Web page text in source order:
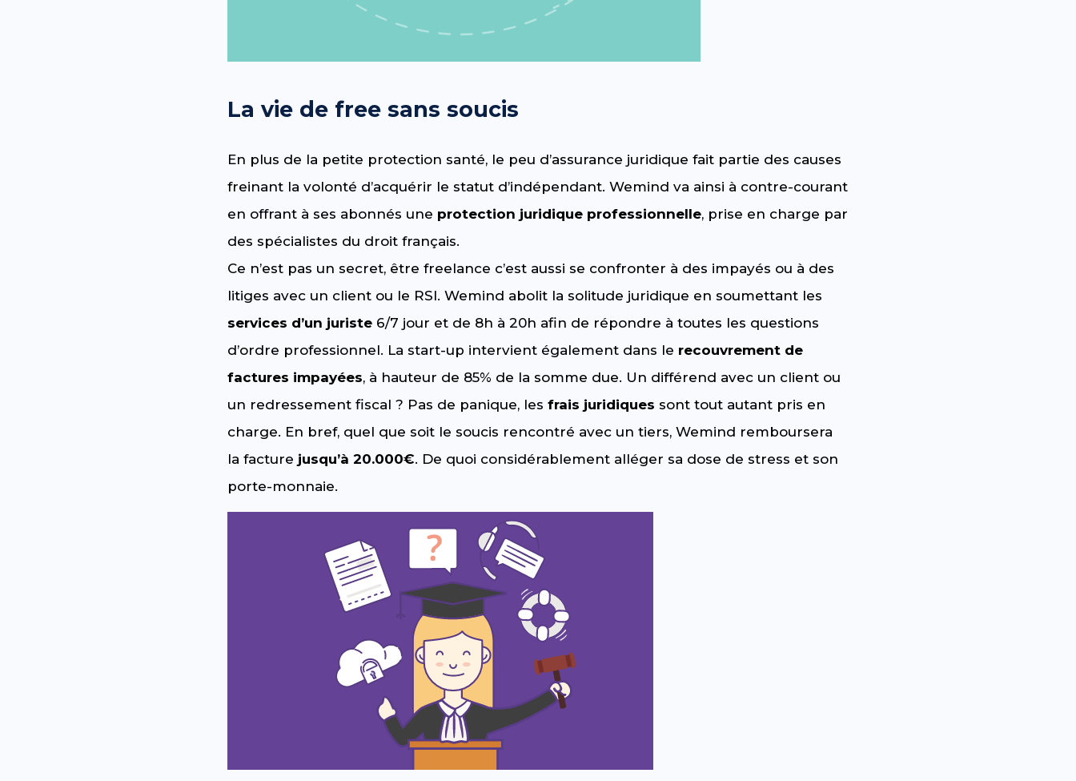
La vie de free sans soucis
En plus de la petite protection santé, le peu d’assurance juridique fait partie des causes
freinant la volonté d’acquérir le statut d’indépendant. Wemind va ainsi à contre-courant
en offrant à ses abonnés une protection juridique professionnelle, prise en charge par
des spécialistes du droit français.
Ce n’est pas un secret, être freelance c’est aussi se confronter à des impayés ou à des
litiges avec un client ou le RSI. Wemind abolit la solitude juridique en soumettant les
services d’un juriste 6/7 jour et de 8h à 20h afin de répondre à toutes les questions
d’ordre professionnel. La start-up intervient également dans le recouvrement de
factures impayées, à hauteur de 85% de la somme due. Un différend avec un client ou
un redressement fiscal ? Pas de panique, lesfrais juridiques sont tout autant pris en
charge. En bref, quel que soit le soucis rencontré avec un tiers, Wemind remboursera
la facture jusqu’à 20.000€. De quoi considérablement alléger sa dose de stress et son
porte-monnaie.